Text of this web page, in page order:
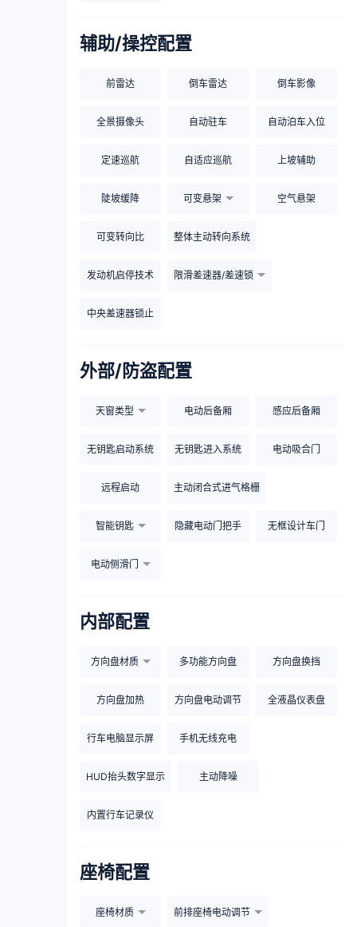
辅助/操控配置
前雷达 倒车雷达 倒车影像
全景摄像头 自动驻车 自动泊车入位
定速巡航 自适应巡航 上坡辅助
陡坡缓降 可变悬架 空气悬架
可变转向比 整体主动转向系统
发动机启停技术 限滑差速器/差速锁
中央差速器锁止
外部/防盗配置
天窗类型 电动后备厢 感应后备厢
无钥匙启动系统 无钥匙进入系统 电动吸合门
远程启动 主动闭合式进气格栅
智能钥匙 隐藏电动门把手 无框设计车门
电动侧滑门
内部配置
方向盘材质 多功能方向盘 方向盘换挡
方向盘加热 方向盘电动调节 全液晶仪表盘
行车电脑显示屏 手机无线充电
HUD抬头数字显示 主动降噪
内置行车记录仪
座椅配置
座椅材质 前排座椅电动调节